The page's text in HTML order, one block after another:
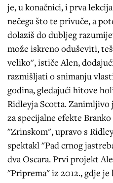
je, u konačnici, i prva
nečega što te privuče, a
dolaziš do dubljeg
može iskreno oduševiti,
veliko", ističe Alen,
razmišljati o snimanju
godina, gledajući hitove
Ridleyja Scotta.
za specijalne efekte
"Zrinskom", upravo s
spektakl "Pad crnog
dva Oscara. Prvi projekt
"Priprema" iz 2012., gdje